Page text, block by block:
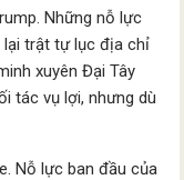
Những nỗ lực
lại trật tự lục địa chỉ
xuyên Đại Tây
tác vụ lợi, nhưng dù
Nỗ lực ban đầu của